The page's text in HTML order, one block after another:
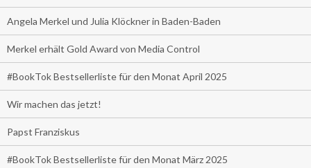
Angela Merkel und Julia Klöckner in Baden-Baden
Merkel erhält Gold Award von Media Control
#BookTok Bestsellerliste für den Monat April 2025
Wir machen das jetzt!
Papst Franziskus
#BookTok Bestsellerliste für den Monat März 2025